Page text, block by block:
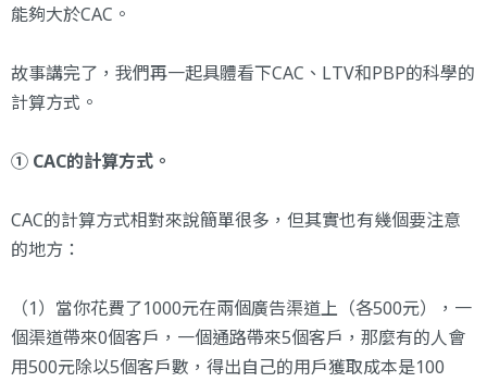
能夠大於CAC。
故事講完了，我們再一起具體看下CAC、LTV和PBP的科學的
計算方式。
① CAC的計算方式。
CAC的計算方式相對來說簡單很多，但其實也有幾個要注意
的地方：
（1）當你花費了1000元在兩個廣告渠道上（各500元），一
個渠道帶來0個客戶，一個通路帶來5個客戶，那麼有的人會
用500元除以5個客戶數，得出自己的用戶獲取成本是100